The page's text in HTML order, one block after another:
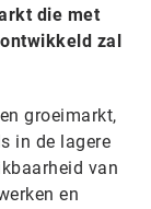
die met
zal
groeimarkt,
in de lagere
van
en